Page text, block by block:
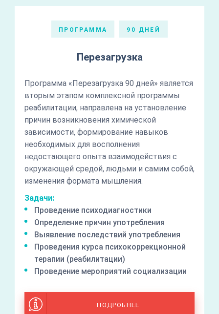
ПРОГРАММА 90 ДНЕЙ
Перезагрузка
Программа «Перезагрузка 90 дней» является
вторым этапом комплексной программы
реабилитации, направлена на установление
причин возникновения химической
зависимости, формирование навыков
необходимых для восполнения
недостающего опыта взаимодействия с
окружающей средой, людьми и самим собой,
изменения формата мышления.
Задачи:
Проведение психодиагностики
Определение причин употребления
Выявление последствий употребления
Проведения курса психокоррекционной
терапии (реабилитации)
Проведение мероприятий социализации
ПОДРОБНЕЕ